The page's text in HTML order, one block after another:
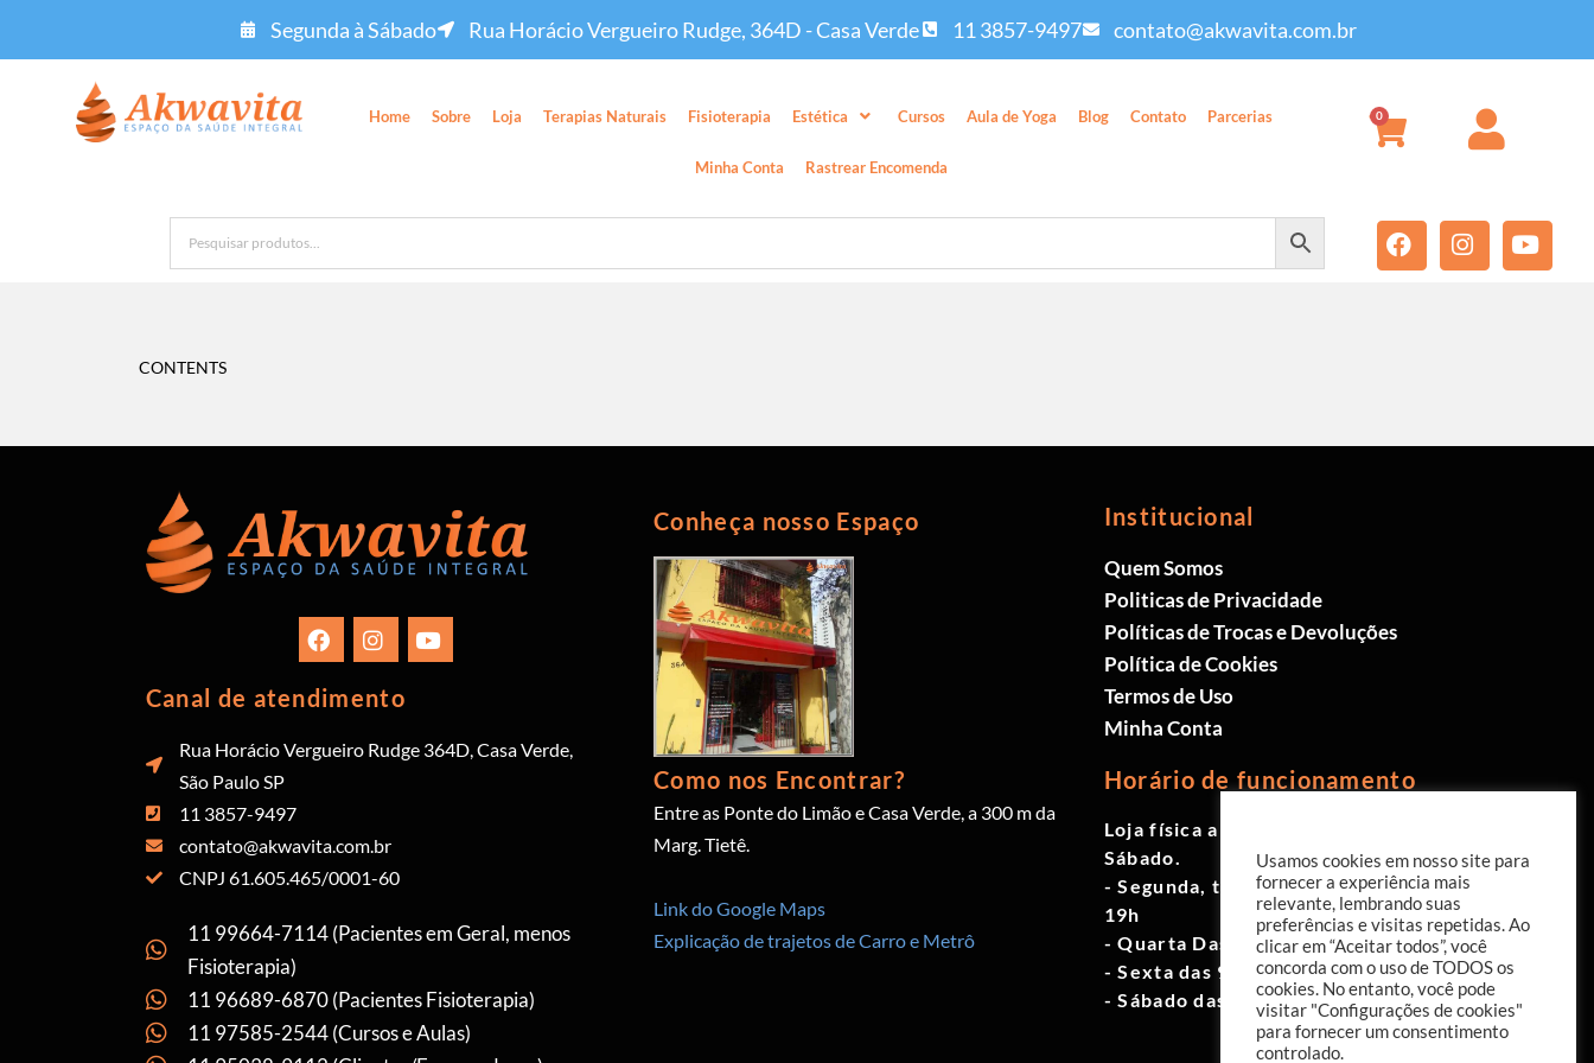
Segunda à Sábado Rua Horácio Vergueiro Rudge, 364D - Casa Verde 11 3857-9497 contato@akwavita.com.br
Home Sobre Loja Terapias Naturais Fisioterapia Estética Cursos Aula de Yoga Blog Contato Parcerias
Minha Conta Rastrear Encomenda
0
CONTENTS
Canal de atendimento
Rua Horácio Vergueiro Rudge 364D, Casa Verde,
São Paulo SP
11 3857-9497
contato@akwavita.com.br
CNPJ 61.605.465/0001-60
11 99664-7114 (Pacientes em Geral, menos
Fisioterapia)
11 96689-6870 (Pacientes Fisioterapia)
11 97585-2544 (Cursos e Aulas)
Conheça nosso Espaço
Como nos Encontrar?
Entre as Ponte do Limão e Casa Verde, a 300 m da
Marg. Tietê.
Link do Google Maps
Explicação de trajetos de Carro e Metrô
Institucional
Quem Somos
Politicas de Privacidade
Políticas de Trocas e Devoluções
Política de Cookies
Termos de Uso
Minha Conta
Horário de funcionamento
Loja física aberta de Segunda à
Sábado.
- Segunda, terça e quinta das 9h às
19h
- Quarta Das 10h às 18h
- Sexta das 9h às 18h
- Sábado das 10h às 17h
Usamos cookies em nosso site para
fornecer a experiência mais
relevante, lembrando suas
preferências e visitas repetidas. Ao
clicar em “Aceitar todos”, você
concorda com o uso de TODOS os
cookies. No entanto, você pode
visitar "Configurações de cookies"
para fornecer um consentimento
controlado.